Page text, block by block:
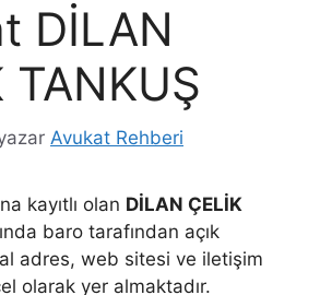
DİLAN
TANKUŞ
Avukat Rehberi
kayıtlı olan DİLAN ÇELİK
baro tarafından açık
adres, web sitesi ve iletişim
olarak yer almaktadır.